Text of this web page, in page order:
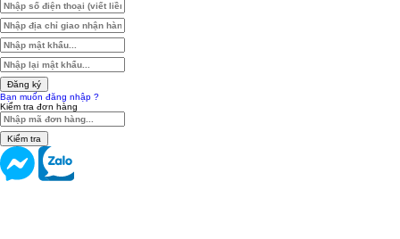
Đăng ký
Bạn muốn đăng nhập ?
Kiểm tra đơn hàng
Kiểm tra